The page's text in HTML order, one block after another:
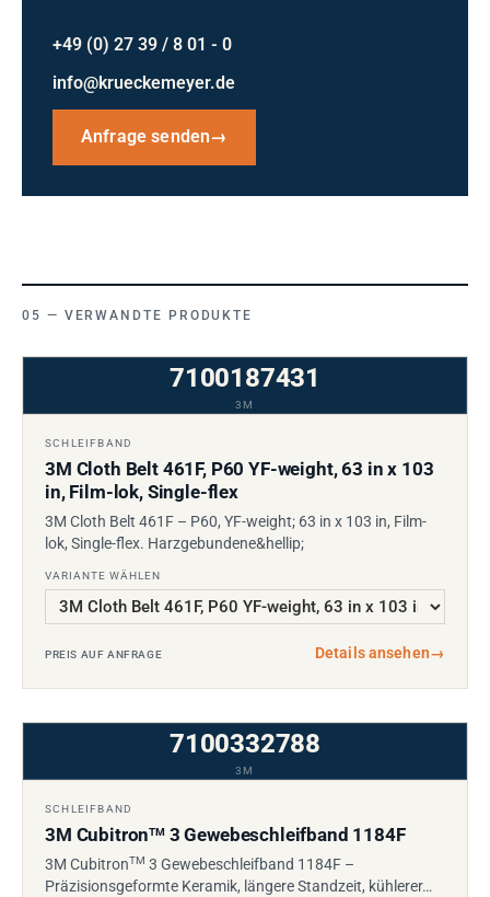
+49 (0) 27 39 / 8 01 - 0
info@krueckemeyer.de
Anfrage senden→
VERWANDTE PRODUKTE
7100187431
3M
SCHLEIFBAND
3M Cloth Belt 461F, P60 YF-weight, 63 in x 103
in, Film-lok, Single-flex
3M Cloth Belt 461F – P60, YF-weight; 63 in x 103 in, Film-
lok, Single-flex. Harzgebundene&hellip;
VARIANTE WÄHLEN
PREIS AUF ANFRAGE Details ansehen→
7100332788
3M
SCHLEIFBAND
3M CubitronTM3 Gewebeschleifband 1184F
3M CubitronTM 3 Gewebeschleifband 1184F –
Präzisionsgeformte Keramik, längere Standzeit, kühlerer…